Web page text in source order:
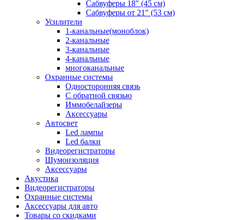
Сабвуферы 18" (45 см)
Сабвуферы от 21" (53 см)
Усилители
1-канальные(моноблок)
2-канальные
3-канальные
4-канальные
многоканальные
Охранные системы
Односторонняя связь
С обратной связью
Иммобелайзеры
Аксессуары
Автосвет
Led лампы
Led балки
Видеорегистраторы
Шумоизоляция
Аксессуары
Акустика
Видеорегистраторы
Охранные системы
Аксессуары для авто
Товары со скидками